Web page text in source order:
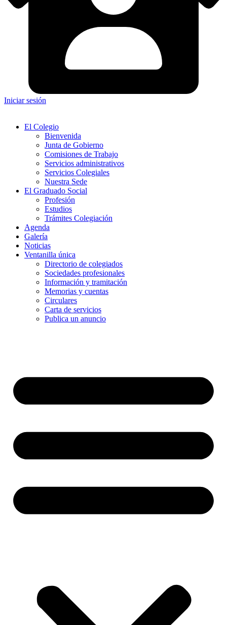
Iniciar sesión
El Colegio
Bienvenida
Junta de Gobierno
Comisiones de Trabajo
Servicios administrativos
Servicios Colegiales
Nuestra Sede
El Graduado Social
Profesión
Estudios
Trámites Colegiación
Agenda
Galería
Noticias
Ventanilla única
Directorio de colegiados
Sociedades profesionales
Información y tramitación
Memorias y cuentas
Circulares
Carta de servicios
Publica un anuncio